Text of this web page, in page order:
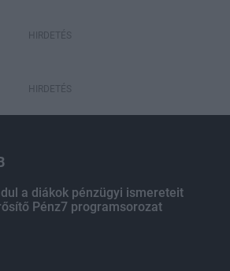
HIRDETÉS
HIRDETÉS
a diákok pénzügyi ismereteit
Pénz7 programsorozat